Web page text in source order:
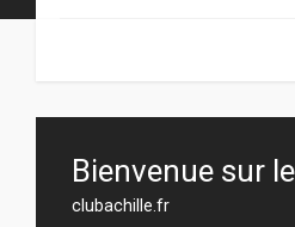
Bienvenue sur
clubachille.fr